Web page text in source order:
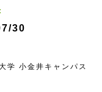
30
学 小金井キャンパス